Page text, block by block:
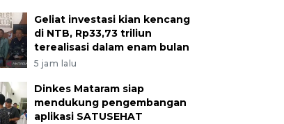
Geliat investasi kian kencang
di NTB, Rp33,73 triliun
terealisasi dalam enam bulan
5 jam lalu
Dinkes Mataram siap
mendukung pengembangan
aplikasi SATUSEHAT